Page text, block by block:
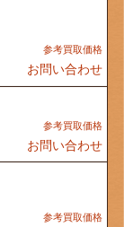
お問い合わせ
お問い合わせ